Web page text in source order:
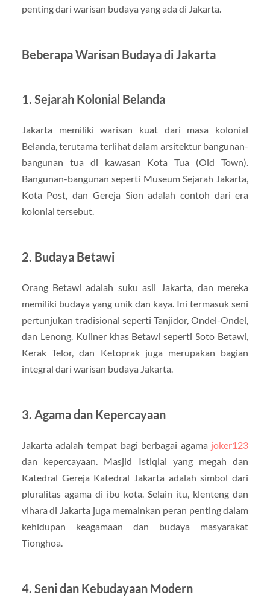
penting dari warisan budaya yang ada di Jakarta.
Beberapa Warisan Budaya di Jakarta
1. Sejarah Kolonial Belanda
Jakarta memiliki warisan kuat dari masa kolonial
Belanda, terutama terlihat dalam arsitektur bangunan-
bangunan tua di kawasan Kota Tua (Old Town).
Bangunan-bangunan seperti Museum Sejarah Jakarta,
Kota Post, dan Gereja Sion adalah contoh dari era
kolonial tersebut.
2. Budaya Betawi
Orang Betawi adalah suku asli Jakarta, dan mereka
memiliki budaya yang unik dan kaya. Ini termasuk seni
pertunjukan tradisional seperti Tanjidor, Ondel-Ondel,
dan Lenong. Kuliner khas Betawi seperti Soto Betawi,
Kerak Telor, dan Ketoprak juga merupakan bagian
integral dari warisan budaya Jakarta.
3. Agama dan Kepercayaan
Jakarta adalah tempat bagi berbagai agama joker123
dan kepercayaan. Masjid Istiqlal yang megah dan
Katedral Gereja Katedral Jakarta adalah simbol dari
pluralitas agama di ibu kota. Selain itu, klenteng dan
vihara di Jakarta juga memainkan peran penting dalam
kehidupan keagamaan dan budaya masyarakat
Tionghoa.
4. Seni dan Kebudayaan Modern